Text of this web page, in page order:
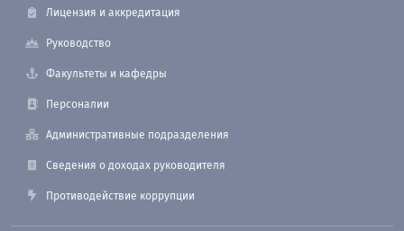
Лицензия и аккредитация
Руководство
Факультеты и кафедры
Персоналии
Административные подразделения
Сведения о доходах руководителя
Противодействие коррупции